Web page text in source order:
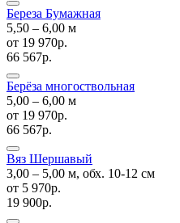
Береза Бумажная
5,50 ‒ 6,00 м
от 19 970р.
66 567р.
Берёза многоствольная
5,00 ‒ 6,00 м
от 19 970р.
66 567р.
Вяз Шершавый
3,00 ‒ 5,00 м, обх. 10-12 см
от 5 970р.
19 900р.